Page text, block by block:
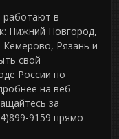
работают в
Нижний Новгород,
Кемерово, Рязань и
свой
России по
на веб
за
9159 прямо